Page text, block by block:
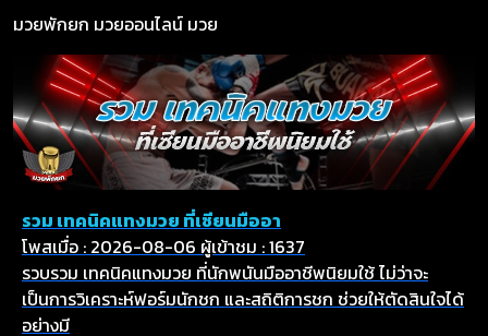
มวยพักยก มวยออนไลน์ มวย
รวม เทคนิคแทงมวย ที่เซียนมืออา
โพสเมื่อ : 2026-08-06 ผู้เข้าชม : 1637
รวบรวม เทคนิคแทงมวย ที่นักพนันมืออาชีพนิยมใช้ ไม่ว่าจะ
เป็นการวิเคราะห์ฟอร์มนักชก และสถิติการชก ช่วยให้ตัดสินใจได้
อย่างมี